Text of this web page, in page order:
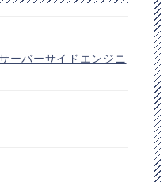
ーバーサイドエンジニ